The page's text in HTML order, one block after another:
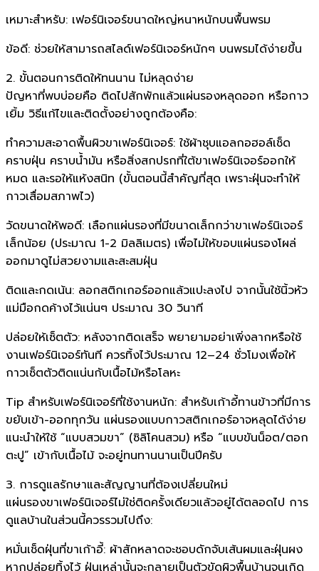
เหมาะสำหรับ: เฟอร์นิเจอร์ขนาดใหญ่หนาหนักบนพื้นพรม
ข้อดี: ช่วยให้สามารถสไลด์เฟอร์นิเจอร์หนักๆ บนพรมได้ง่ายขึ้น
2. ขั้นตอนการติดให้ทนนาน ไม่หลุดง่าย
ปัญหาที่พบบ่อยคือ ติดไปสักพักแล้วแผ่นรองหลุดออก หรือกาว
เยิ้ม วิธีแก้ไขและติดตั้งอย่างถูกต้องคือ:
ทำความสะอาดพื้นผิวขาเฟอร์นิเจอร์: ใช้ผ้าชุบแอลกอฮอล์เช็ด
คราบฝุ่น คราบน้ำมัน หรือสิ่งสกปรกที่ใต้ขาเฟอร์นิเจอร์ออกให้
หมด และรอให้แห้งสนิท (ขั้นตอนนี้สำคัญที่สุด เพราะฝุ่นจะทำให้
กาวเสื่อมสภาพไว)
วัดขนาดให้พอดี: เลือกแผ่นรองที่มีขนาดเล็กกว่าขาเฟอร์นิเจอร์
เล็กน้อย (ประมาณ 1-2 มิลลิเมตร) เพื่อไม่ให้ขอบแผ่นรองโผล่
ออกมาดูไม่สวยงามและสะสมฝุ่น
ติดและกดเน้น: ลอกสติกเกอร์ออกแล้วแปะลงไป จากนั้นใช้นิ้วหัว
แม่มือกดค้างไว้แน่นๆ ประมาณ 30 วินาที
ปล่อยให้เซ็ตตัว: หลังจากติดเสร็จ พยายามอย่าเพิ่งลากหรือใช้
งานเฟอร์นิเจอร์ทันที ควรทิ้งไว้ประมาณ 12–24 ชั่วโมงเพื่อให้
กาวเซ็ตตัวติดแน่นกับเนื้อไม้หรือโลหะ
Tip สำหรับเฟอร์นิเจอร์ที่ใช้งานหนัก: สำหรับเก้าอี้ทานข้าวที่มีการ
ขยับเข้า-ออกทุกวัน แผ่นรองแบบกาวสติกเกอร์อาจหลุดได้ง่าย
แนะนำให้ใช้ “แบบสวมขา” (ซิลิโคนสวม) หรือ “แบบขันน็อต/ตอก
ตะปู” เข้ากับเนื้อไม้ จะอยู่ทนทานนานเป็นปีครับ
3. การดูแลรักษาและสัญญานที่ต้องเปลี่ยนใหม่
แผ่นรองขาเฟอร์นิเจอร์ไม่ใช่ติดครั้งเดียวแล้วอยู่ได้ตลอดไป การ
ดูแลบ้านในส่วนนี้ควรรวมไปถึง:
หมั่นเช็ดฝุ่นที่ขาเก้าอี้: ผ้าสักหลาดจะชอบดักจับเส้นผมและฝุ่นผง
หากปล่อยทิ้งไว้ ฝุ่นเหล่านั้นจะกลายเป็นตัวขัดผิวพื้นบ้านจนเกิด